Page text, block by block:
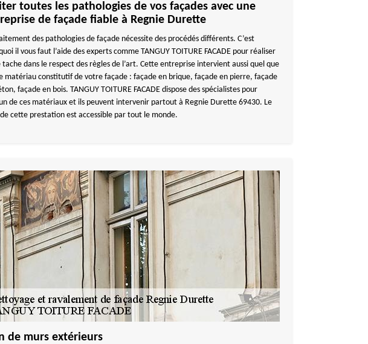
toutes les pathologies de vos façades avec une
de façade fiable à Regnie Durette
des pathologies de façade nécessite des procédés différents. C’est
il vous faut l’aide des experts comme TANGUY TOITURE FACADE pour réaliser
dans le respect des règles de l’art. Cette entreprise intervient aussi quel que
matériau constitutif de votre façade : façade en brique, façade en pierre, façade
façade en bois. TANGUY TOITURE FACADE dispose des spécialistes pour
de ces matériaux et ils peuvent intervenir partout à Regnie Durette 69430. Le
cette prestation est accessible par tout le monde.
de murs extérieurs